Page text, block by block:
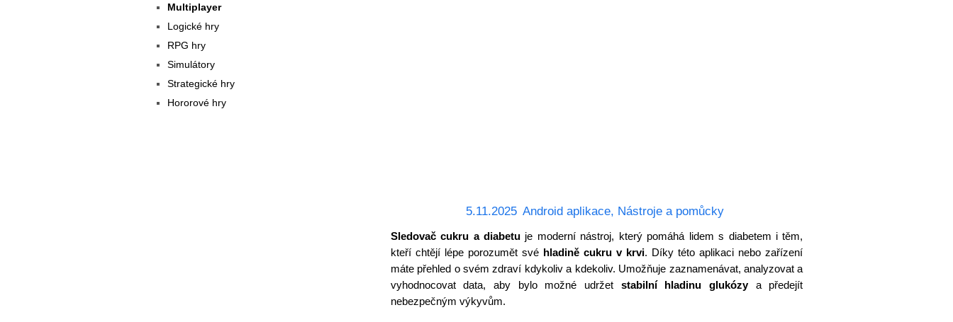
5.11.2025 Android aplikace, Nástroje a pomůcky
Sledovač cukru a diabetu je moderní nástroj, který pomáhá lidem s diabetem i těm,
kteří chtějí lépe porozumět své hladině cukru v krvi. Díky této aplikaci nebo zařízení
máte přehled o svém zdraví kdykoliv a kdekoliv. Umožňuje zaznamenávat, analyzovat a
vyhodnocovat data, aby bylo možné udržet stabilní hladinu glukózya předejít
nebezpečným výkyvům.
Multiplayer
Logické hry
RPG hry
Simulátory
Strategické hry
Hororové hry